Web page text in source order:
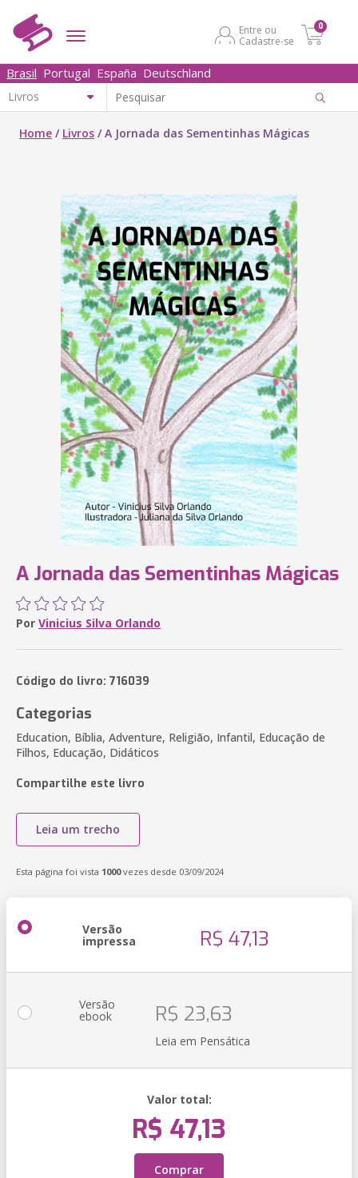
Entre ou
Cadastre-se
0
Brasil Portugal España Deutschland
Home / Livros /A Jornada das Sementinhas Mágicas
A Jornada das Sementinhas Mágicas
Por Vinicius Silva Orlando
Código do livro: 716039
Categorias
Education, Bíblia, Adventure, Religião, Infantil, Educação de
Filhos, Educação, Didáticos
Compartilhe este livro
Leia um trecho
Esta página foi vista 1000vezes desde 03/09/2024
Versão
impressa R$ 47,13
Versão
ebook R$ 23,63
Leia em Pensática
Valor total:
R$ 47,13
Comprar